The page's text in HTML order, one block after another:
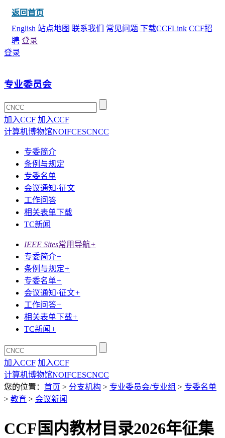
返回首页
English 站点地图 联系我们 常见问题 下载CCFLink CCF招
聘 登录
登录
专业委员会
加入CCF 加入CCF
计算机博物馆NOIFCESCNCC
专委简介
条例与规定
专委名单
会议通知·征文
工作问答
相关表单下载
TC新闻
IEEE Sites常用导航+
专委简介+
条例与规定+
专委名单+
会议通知·征文+
工作问答+
相关表单下载+
TC新闻 +
加入CCF 加入CCF
计算机博物馆NOIFCESCNCC
您的位置： 首页 > 分支机构 > 专业委员会/专业组 > 专委名单
> 教育 > 会议新闻
CCF国内教材目录2026年征集